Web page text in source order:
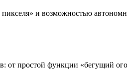
и возможностью
от простой функции «бегущий